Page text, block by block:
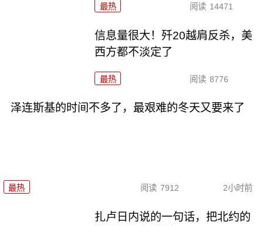
最热 阅读 14471
信息量很大！歼20越肩反杀，美
西方都不淡定了
最热 阅读 8776
泽连斯基的时间不多了，最艰难的冬天又要来了
最热 阅读 7912 2小时前
扎卢日内说的一句话，把北约的